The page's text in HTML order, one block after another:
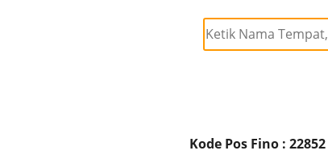
Kode Pos Fino : 22852